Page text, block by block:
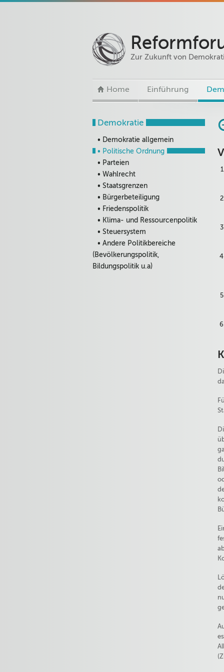
Zur Zukunft von
Home Einführung
Demokratie
• Demokratie allgemein
• Politische Ordnung
• Parteien
• Wahlrecht
• Staatsgrenzen
• Bürgerbeteiligung
• Friedenspolitik
• Klima- und Ressourcenpolitik
• Steuersystem
• Andere Politikbereiche
(Bevölkerungspolitik,
Bildungspolitik u.a)